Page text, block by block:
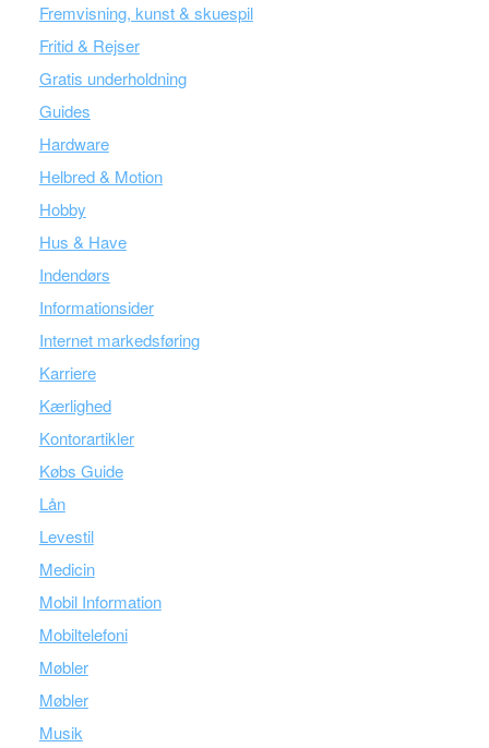
Fremvisning, kunst & skuespil
Fritid & Rejser
Gratis underholdning
Guides
Hardware
Helbred & Motion
Hobby
Hus & Have
Indendørs
Informationsider
Internet markedsføring
Karriere
Kærlighed
Kontorartikler
Købs Guide
Lån
Levestil
Medicin
Mobil Information
Mobiltelefoni
Møbler
Møbler
Musik